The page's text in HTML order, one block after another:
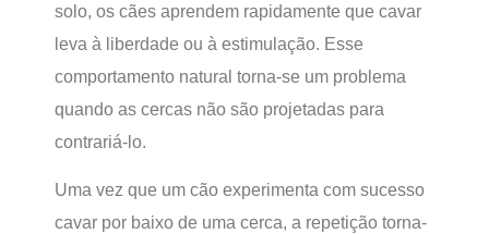
solo, os cães aprendem rapidamente que cavar
leva à liberdade ou à estimulação. Esse
comportamento natural torna-se um problema
quando as cercas não são projetadas para
contrariá-lo.
Uma vez que um cão experimenta com sucesso
cavar por baixo de uma cerca, a repetição torna-